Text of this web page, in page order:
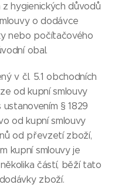
hygienických důvodů
o dodávce
nebo počítačového
obal.
v čl. 5.1 obchodních
od kupní smlouvy
§ 1829
od kupní smlouvy
od převzetí zboží,
kupní smlouvy je
částí, běží tato
zboží.